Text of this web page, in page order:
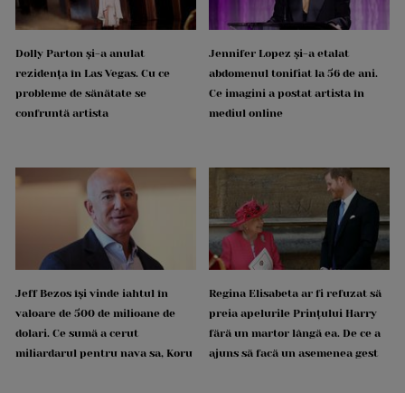
Dolly Parton și-a anulat
rezidența în Las Vegas. Cu ce
probleme de sănătate se
confruntă artista
Jennifer Lopez și-a etalat
abdomenul tonifiat la 56 de ani.
Ce imagini a postat artista în
mediul online
Jeff Bezos își vinde iahtul în
valoare de 500 de milioane de
dolari. Ce sumă a cerut
miliardarul pentru nava sa, Koru
Regina Elisabeta ar fi refuzat să
preia apelurile Prințului Harry
fără un martor lângă ea. De ce a
ajuns să facă un asemenea gest